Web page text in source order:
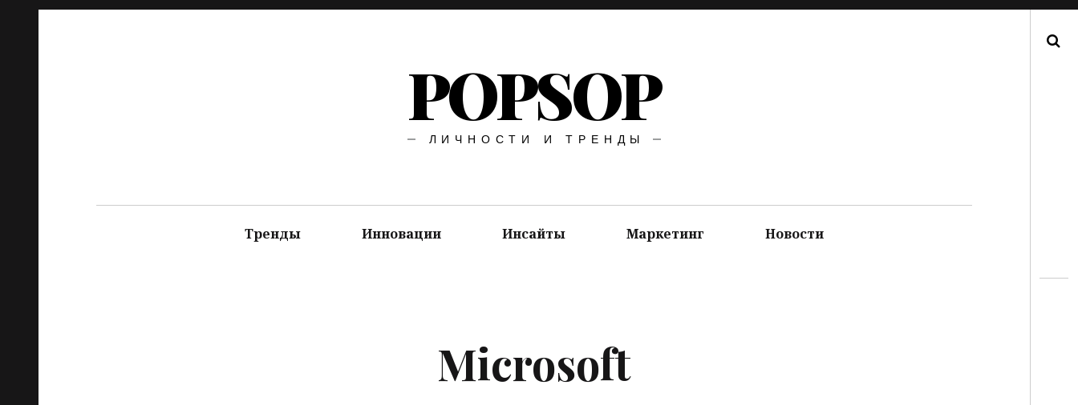
POPSOP
ЛИЧНОСТИ И ТРЕНДЫ
Тренды Инновации Инсайты Маркетинг Новости
Microsoft